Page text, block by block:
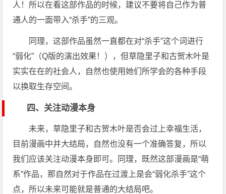
人！所以在看这部作品的时候，建议不要将自己作为普
通人的一面带入“杀手”的三观。
同理，这部作品虽然一直都在对“杀手”这个词进行
“弱化”（Q版的演出效果！），但草隐里子和古贺木叶是
实实在在的社会人，自然也使用她们所学会的各种手段
以换取生存空间。
四、关注动漫本身
未来，草隐里子和古贺木叶是否会过上幸福生活，
目前漫画中并大结局，自然也没有一个准确答复，所以
我们应该关注动漫本身即可。同理，既然这部漫画是“萌
系”作品，那自然对于作品在过渡上是会“弱化杀手”这个
点，所以未来可能就是普通的大结局吧。